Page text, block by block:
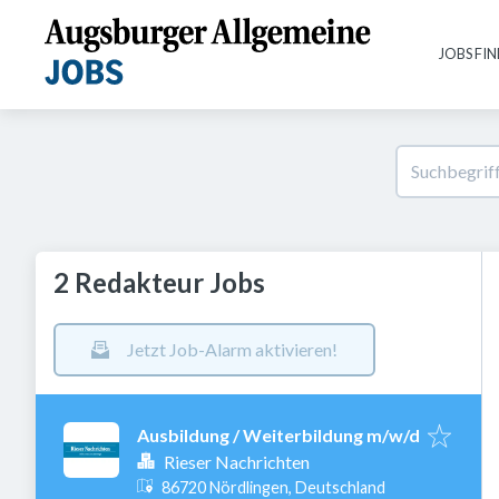
JOBS
2 Redakteur Jobs
Jetzt Job-Alarm aktivieren!
Ausbildung / Weiterbildung m/w/d
Rieser Nachrichten
86720 Nördlingen, Deutschland